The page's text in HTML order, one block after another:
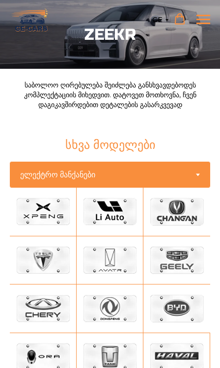
GE
ZEEKR
საბოლოო ღირებულება შეიძლება განსხვავდებოდეს
კომპლექტაციის მიხედვით. დატოვეთ მოთხოვნა, ჩვენ
დაგიკავშირდებით დეტალების გასარკვევად
ᲡᲮᲕᲐ ᲛᲝᲓᲔᲚᲔᲑᲘ